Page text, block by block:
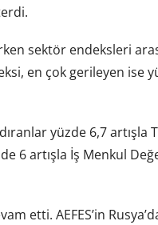
sektör endeksleri
en çok gerileyen ise
yüzde 6,7 artışla
6 artışla İş Menkul
etti. AEFES’in